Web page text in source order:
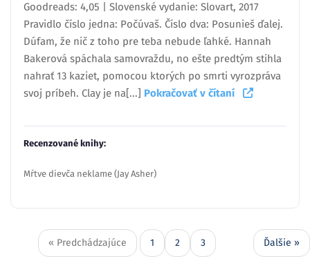
Goodreads: 4,05 | Slovenské vydanie: Slovart, 2017
Pravidlo číslo jedna: Počúvaš. Číslo dva: Posunieš ďalej.
Dúfam, že nič z toho pre teba nebude ľahké. Hannah
Bakerová spáchala samovraždu, no ešte predtým stihla
nahrať 13 kaziet, pomocou ktorých po smrti vyrozpráva
svoj príbeh. Clay je na[...] Pokračovať v čítaní
Recenzované knihy:
Mŕtve dievča neklame (Jay Asher)
« Predchádzajúce 1 2 3 Ďalšie »